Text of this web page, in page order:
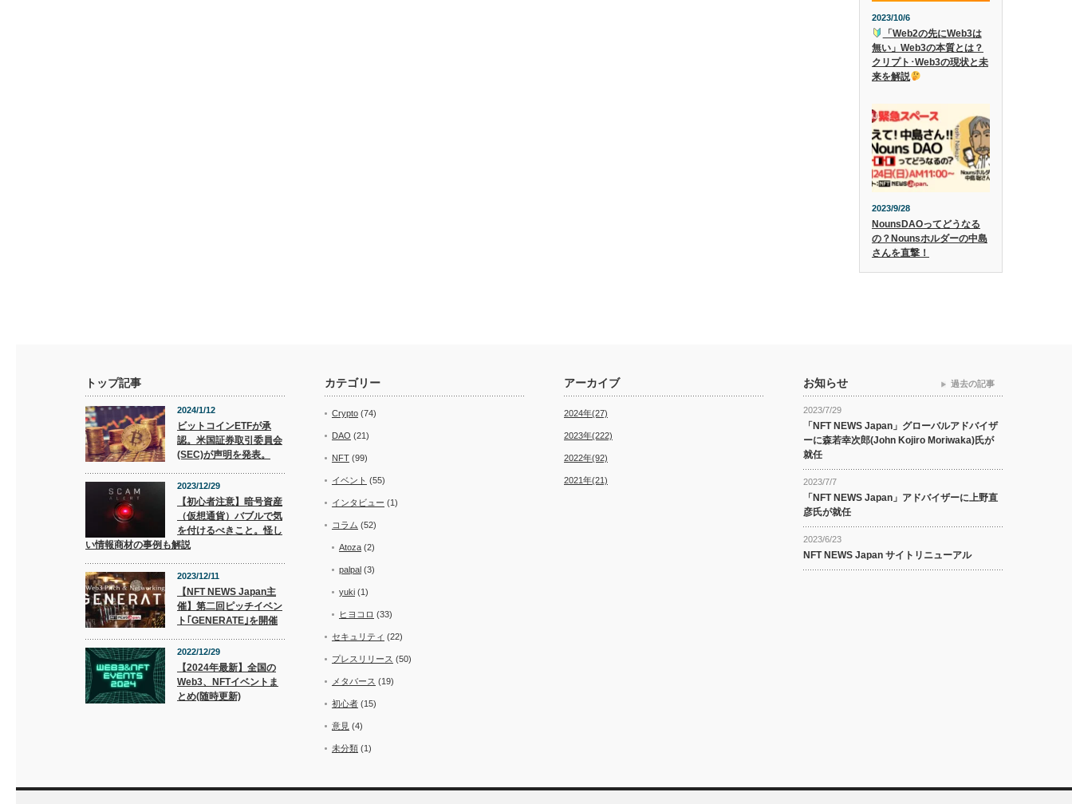
2023/10/6
「Web2の先にWeb3は
無い」Web3の本質とは？
クリプト･Web3の現状と未
来を解説
2023/9/28
NounsDAOってどうなる
の？Nounsホルダーの中島
さんを直撃！
トップ記事
2024/1/12
ビットコインETFが承
認。米国証券取引委員会
(SEC)が声明を発表。
2023/12/29
【初心者注意】暗号資産
（仮想通貨）バブルで気
を付けるべきこと。怪し
い情報商材の事例も解説
2023/12/11
【NFT NEWS Japan主
催】第二回ピッチイベン
ト｢GENERATE｣を開催
2022/12/29
【2024年最新】全国の
Web3、NFTイベントま
とめ(随時更新)
カテゴリー
Crypto (74)
DAO (21)
NFT (99)
イベント (55)
インタビュー (1)
コラム (52)
Atoza (2)
palpal (3)
yuki (1)
ヒヨコロ (33)
セキュリティ (22)
プレスリリース (50)
メタバース (19)
初心者 (15)
意見 (4)
未分類 (1)
アーカイブ
2024年(27)
2023年(222)
2022年(92)
2021年(21)
お知らせ
2023/7/29
「NFT NEWS Japan」グローバルアドバイザ
ーに森若幸次郎(John Kojiro Moriwaka)氏が
就任
2023/7/7
「NFT NEWS Japan」アドバイザーに上野直
彦氏が就任
2023/6/23
NFT NEWS Japan サイトリニューアル
過去の記事